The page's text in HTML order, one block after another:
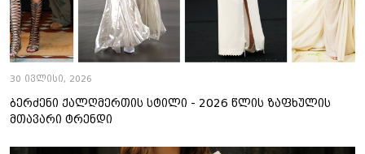
30 ივლისი, 2026
ბერძენი ქალღმერთის სტილი - 2026 წლის ზაფხულის
მთავარი ტრენდი